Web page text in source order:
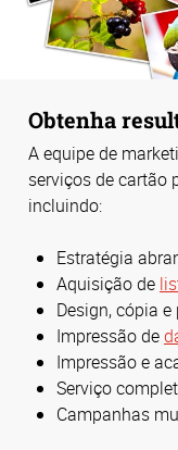
Obtenha
A equipe de
serviços de cartão
incluindo:
Estratégia
Aquisição de
Design, cópia
Impressão de
Impressão e
Serviço
Campanhas